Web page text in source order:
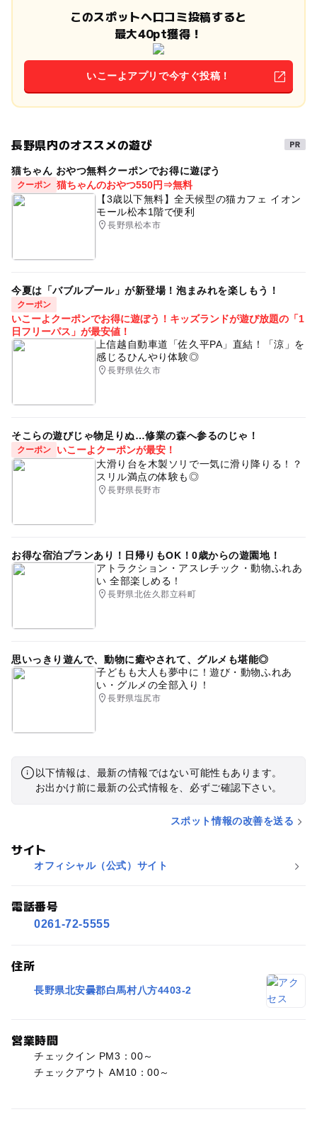
このスポットへ口コミ投稿すると
最大40pt獲得！
いこーよアプリで今すぐ投稿！
長野県内のオススメの遊び
猫ちゃん おやつ無料クーポンでお得に遊ぼう
クーポン 猫ちゃんのおやつ550円⇒無料
【3歳以下無料】全天候型の猫カフェ イオン
モール松本1階で便利
長野県松本市
今夏は「バブルプール」が新登場！泡まみれを楽しもう！
クーポン
いこーよクーポンでお得に遊ぼう！キッズランドが遊び放題の「1
日フリーパス」が最安値！
上信越自動車道「佐久平PA」直結！「涼」を
感じるひんやり体験◎
長野県佐久市
そこらの遊びじゃ物足りぬ…修業の森へ参るのじゃ！
クーポン
いこーよクーポンが最安！
大滑り台を木製ソリで一気に滑り降りる！？
スリル満点の体験も◎
長野県長野市
お得な宿泊プランあり！日帰りもOK！0歳からの遊園地！
アトラクション・アスレチック・動物ふれあ
い 全部楽しめる！
長野県北佐久郡立科町
思いっきり遊んで、動物に癒やされて、グルメも堪能◎
子どもも大人も夢中に！遊び・動物ふれあ
い・グルメの全部入り！
長野県塩尻市
以下情報は、最新の情報ではない可能性もあります。
お出かけ前に最新の公式情報を、必ずご確認下さい。
スポット情報の改善を送る
サイト
オフィシャル（公式）サイト
電話番号
0261-72-5555
住所
長野県北安曇郡白馬村八方4403-2
営業時間
チェックイン PM3：00～
チェックアウト AM10：00～